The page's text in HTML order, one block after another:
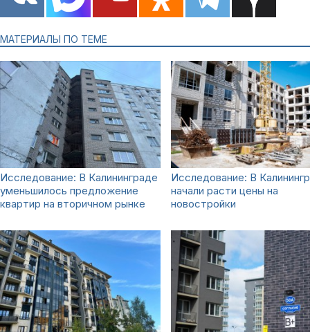
МАТЕРИАЛЫ ПО ТЕМЕ
Исследование: В Калининграде
уменьшилось предложение
квартир на вторичном рынке
Исследование: В
начали расти цены на
новостройки